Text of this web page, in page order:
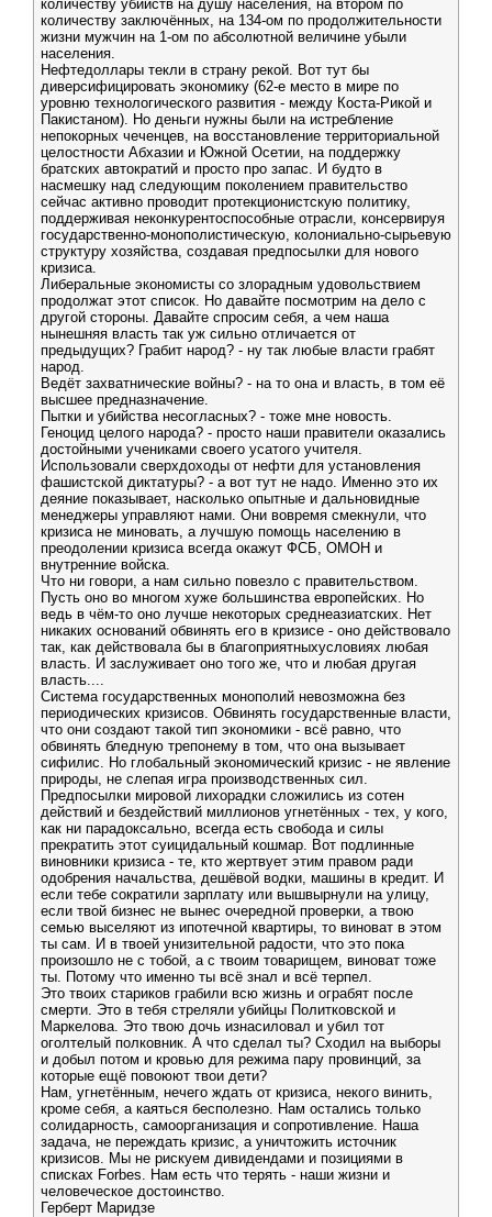
количеству убийств на душу населения, на втором по
количеству заключённых, на 134-ом по продолжительности
жизни мужчин на 1-ом по абсолютной величине убыли
населения.
Нефтедоллары текли в страну рекой. Вот тут бы
диверсифицировать экономику (62-е место в мире по
уровню технологического развития - между Коста-Рикой и
Пакистаном). Но деньги нужны были на истребление
непокорных чеченцев, на восстановление территориальной
целостности Абхазии и Южной Осетии, на поддержку
братских автократий и просто про запас. И будто в
насмешку над следующим поколением правительство
сейчас активно проводит протекционистскую политику,
поддерживая неконкурентоспособные отрасли, консервируя
государственно-монополистическую, колониально-сырьевую
структуру хозяйства, создавая предпосылки для нового
кризиса.
Либеральные экономисты со злорадным удовольствием
продолжат этот список. Но давайте посмотрим на дело с
другой стороны. Давайте спросим себя, а чем наша
нынешняя власть так уж сильно отличается от
предыдущих? Грабит народ? - ну так любые власти грабят
народ.
Ведёт захватнические войны? - на то она и власть, в том её
высшее предназначение.
Пытки и убийства несогласных? - тоже мне новость.
Геноцид целого народа? - просто наши правители оказались
достойными учениками своего усатого учителя.
Использовали сверхдоходы от нефти для установления
фашистской диктатуры? - а вот тут не надо. Именно это их
деяние показывает, насколько опытные и дальновидные
менеджеры управляют нами. Они вовремя смекнули, что
кризиса не миновать, а лучшую помощь населению в
преодолении кризиса всегда окажут ФСБ, ОМОН и
внутренние войска.
Что ни говори, а нам сильно повезло с правительством.
Пусть оно во многом хуже большинства европейских. Но
ведь в чём-то оно лучше некоторых среднеазиатских. Нет
никаких оснований обвинять его в кризисе - оно действовало
так, как действовала бы в благоприятныхусловиях любая
власть. И заслуживает оно того же, что и любая другая
власть....
Система государственных монополий невозможна без
периодических кризисов. Обвинять государственные власти,
что они создают такой тип экономики - всё равно, что
обвинять бледную трепонему в том, что она вызывает
сифилис. Но глобальный экономический кризис - не явление
природы, не слепая игра производственных сил.
Предпосылки мировой лихорадки сложились из сотен
действий и бездействий миллионов угнетённых - тех, у кого,
как ни парадоксально, всегда есть свобода и силы
прекратить этот суицидальный кошмар. Вот подлинные
виновники кризиса - те, кто жертвует этим правом ради
одобрения начальства, дешёвой водки, машины в кредит. И
если тебе сократили зарплату или вышвырнули на улицу,
если твой бизнес не вынес очередной проверки, а твою
семью выселяют из ипотечной квартиры, то виноват в этом
ты сам. И в твоей унизительной радости, что это пока
произошло не с тобой, а с твоим товарищем, виноват тоже
ты. Потому что именно ты всё знал и всё терпел.
Это твоих стариков грабили всю жизнь и ограбят после
смерти. Это в тебя стреляли убийцы Политковской и
Маркелова. Это твою дочь изнасиловал и убил тот
оголтелый полковник. А что сделал ты? Сходил на выборы
и добыл потом и кровью для режима пару провинций, за
которые ещё повоюют твои дети?
Нам, угнетённым, нечего ждать от кризиса, некого винить,
кроме себя, а каяться бесполезно. Нам остались только
солидарность, самоорганизация и сопротивление. Наша
задача, не переждать кризис, а уничтожить источник
кризисов. Мы не рискуем дивидендами и позициями в
списках Forbes. Нам есть что терять - наши жизни и
человеческое достоинство.
Герберт Маридзе